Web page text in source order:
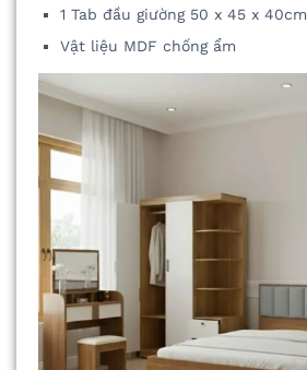
1 Tab đầu giường 50 x 45 x 40cm
Vật liệu MDF chống ẩm